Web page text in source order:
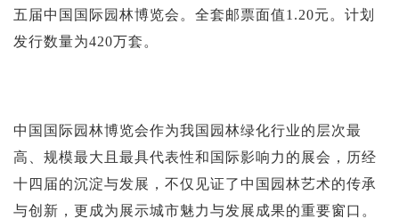
五届中国国际园林博览会。全套邮票面值1.20元。计划
发行数量为420万套。
中国国际园林博览会作为我国园林绿化行业的层次最
高、规模最大且最具代表性和国际影响力的展会，历经
十四届的沉淀与发展，不仅见证了中国园林艺术的传承
与创新，更成为展示城市魅力与发展成果的重要窗口。